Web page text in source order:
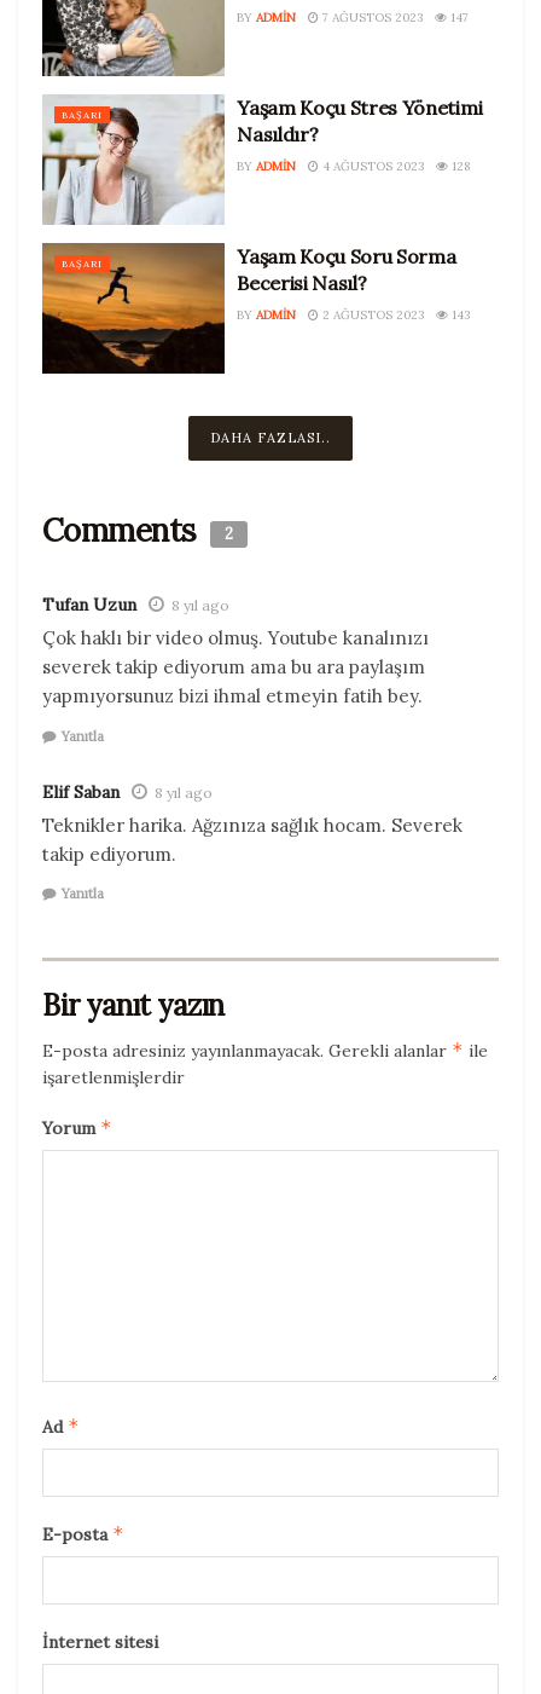
BY ADMIN 7 AĞUSTOS 2023 147
BAŞARI
Yaşam Koçu Stres Yönetimi
Nasıldır?
BY ADMIN 4 AĞUSTOS 2023 128
BAŞARI
Yaşam Koçu Soru Sorma
Becerisi Nasıl?
BY ADMIN 2 AĞUSTOS 2023 143
DAHA FAZLASI..
Comments 2
Tufan Uzun 8 yıl ago
Çok haklı bir video olmuş. Youtube kanalınızı
severek takip ediyorum ama bu ara paylaşım
yapmıyorsunuz bizi ihmal etmeyin fatih bey.
Yanıtla
Elif Saban 8 yıl ago
Teknikler harika. Ağzınıza sağlık hocam. Severek
takip ediyorum.
Yanıtla
Bir yanıt yazın
E-posta adresiniz yayınlanmayacak. Gerekli alanlar * ile
işaretlenmişlerdir
Yorum *
Ad *
E-posta *
İnternet sitesi